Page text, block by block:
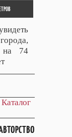
на 74
Каталог